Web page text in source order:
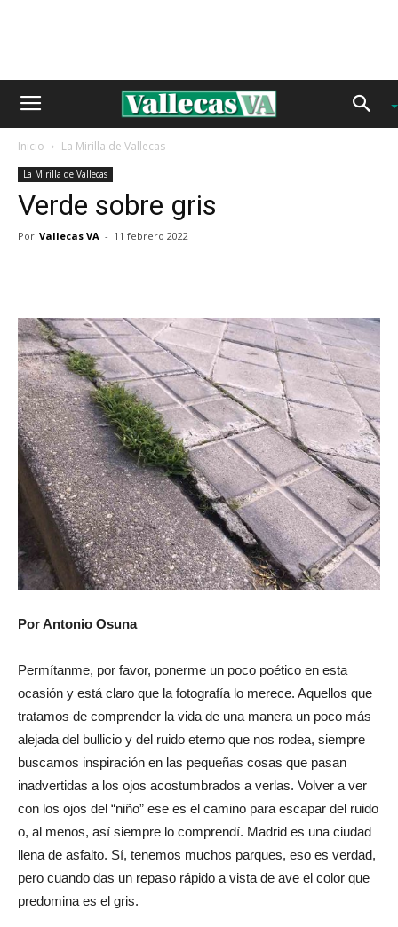
Inicio La Mirilla de Vallecas
La Mirilla de Vallecas
Verde sobre gris
Por Vallecas VA - 11 febrero 2022
Por Antonio Osuna
Permítanme, por favor, ponerme un poco poético en esta
ocasión y está claro que la fotografía lo merece. Aquellos que
tratamos de comprender la vida de una manera un poco más
alejada del bullicio y del ruido eterno que nos rodea, siempre
buscamos inspiración en las pequeñas cosas que pasan
inadvertidas a los ojos acostumbrados a verlas. Volver a ver
con los ojos del “niño” ese es el camino para escapar del ruido
o, al menos, así siempre lo comprendí. Madrid es una ciudad
llena de asfalto. Sí, tenemos muchos parques, eso es verdad,
pero cuando das un repaso rápido a vista de ave el color que
predomina es el gris.